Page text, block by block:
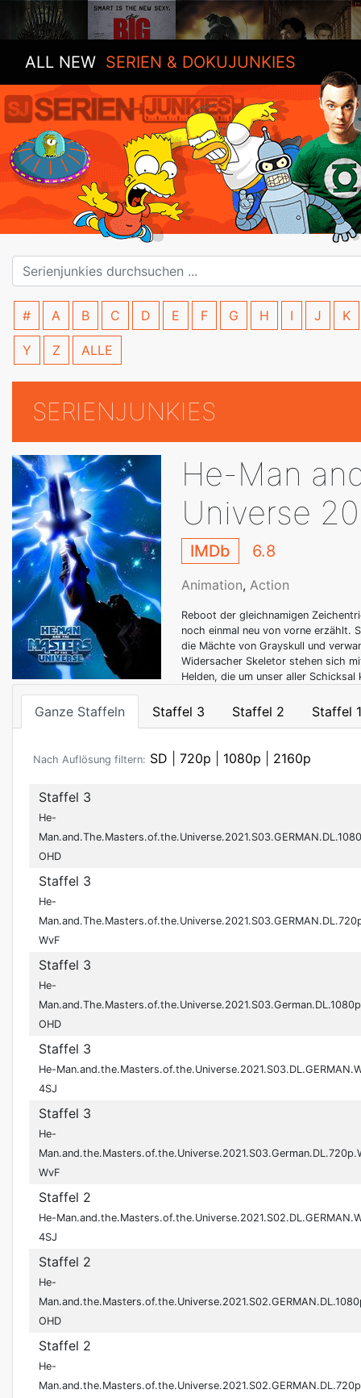
ALL NEW SERIEN & DOKUJUNKIES
# A B C D E F G H I J K
Y Z ALLE
SERIENJUNKIES
He-Man
Universe
IMDb 6.8
Animation, Action
Reboot der gleichnamigen
noch einmal neu von vorne erzählt.
die Mächte von Grayskull und
Widersacher Skeletor stehen sich
Helden, die um unser aller Schicksal
Ganze Staffeln Staffel 3 Staffel 2 Staffel 1
Nach Auflösung filtern: SD 720p 1080p 2160p
Staffel 3
He-
OHD
Staffel 3
He-
WvF
Staffel 3
He-
OHD
Staffel 3
He-
4SJ
Staffel 3
He-
WvF
Staffel 2
He-
4SJ
Staffel 2
He-
OHD
Staffel 2
He-